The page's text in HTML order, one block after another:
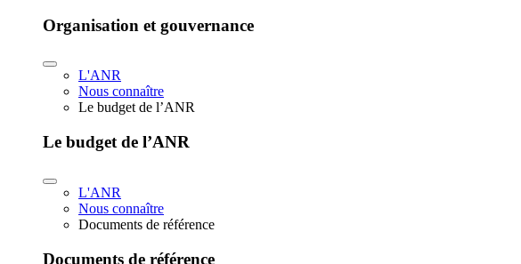
Organisation et gouvernance
L'ANR
Nous connaître
Le budget de l’ANR
Le budget de l’ANR
L'ANR
Nous connaître
Documents de référence
Documents de référence